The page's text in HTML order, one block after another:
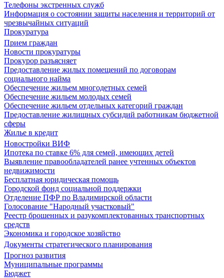
Телефоны экстренных служб
Информация о состоянии защиты населения и территорий от
чрезвычайных ситуаций
Прокуратура
Прием граждан
Новости прокуратуры
Прокурор разъясняет
Предоставление жилых помещений по договорам
социального найма
Обеспечение жильем многодетных семей
Обеспечение жильем молодых семей
Обеспечение жильем отдельных категорий граждан
Предоставление жилищных субсидий работникам бюджетной
сферы
Жилье в кредит
Новостройки ВИФ
Ипотека по ставке 6% для семей, имеющих детей
Выявление правообладателей ранее учтенных объектов
недвижимости
Бесплатная юридическая помощь
Городской фонд социальной поддержки
Отделение ПФР по Владимирской области
Голосование "Народный участковый"
Реестр брошенных и разукомплектованных транспортных
средств
Экономика и городское хозяйство
Документы стратегического планирования
Прогноз развития
Муниципальные программы
Бюджет